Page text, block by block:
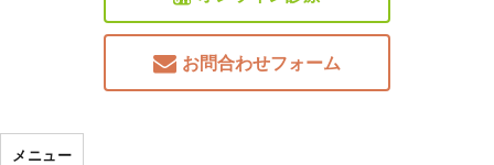
お問合わせフォーム
メニュー